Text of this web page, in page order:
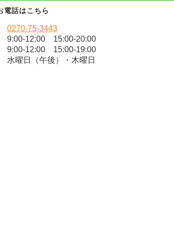
電話はこちら
0270-75-3443
9:00-12:00 15:00-20:00
9:00-12:00 15:00-19:00
水曜日（午後）・木曜日